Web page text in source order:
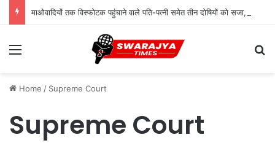
Menu
Home / Supreme Court
Supreme Court